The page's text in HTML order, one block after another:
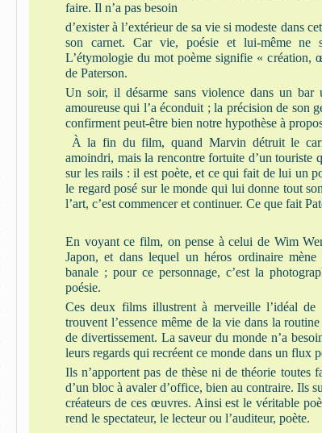
faire. Il n’a pas besoin
d’exister à l’extérieur de sa vie si modeste dans
son carnet. Car vie, poésie et lui-même ne
L’étymologie du mot poème signifie « création,
de Paterson.
Un soir, il désarme sans violence dans un bar
amoureuse qui l’a éconduit ; la précision de son
confirment peut-être bien notre hypothèse à
À la fin du film, quand Marvin détruit le
amoindri, mais la rencontre fortuite d’un touriste
sur les rails : il est poète, et ce qui fait de lui un
le regard posé sur le monde qui lui donne tout
l’art, c’est commencer et continuer. Ce que fait
En voyant ce film, on pense à celui de Wim
Japon, et dans lequel un héros ordinaire
banale ; pour ce personnage, c’est la
poésie.
Ces deux films illustrent à merveille l’idéal de
trouvent l’essence même de la vie dans la
de divertissement. La saveur du monde n’a
leurs regards qui recréent ce monde dans un flux
Ils n’apportent pas de thèse ni de théorie toutes
d’un bloc à avaler d’office, bien au contraire. Ils
créateurs de ces œuvres. Ainsi est le véritable
rend le spectateur, le lecteur ou l’auditeur, poète.